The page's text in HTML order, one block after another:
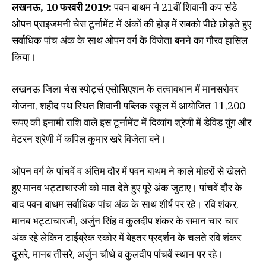
लखनऊ, 10 फरवरी 2019:पवन बाथम ने 21वीं शिवानी कप संडे
ओपन प्राइजमनी चेस टूर्नामेंट में अंकों की होड़ में सबको पीछे छोड़ते हुए
सर्वाधिक पांच अंक के साथ ओपन वर्ग के विजेता बनने का गौरव हासिल
किया।
लखनऊ जिला चेस स्पोर्ट्स एसोसिएशन के तत्वावधान में मानसरोवर
योजना, शहीद पथ स्थित शिवानी पब्लिक स्कूल में आयोजित 11,200
रूपए की इनामी राशि वाले इस टूर्नामेंट में दिव्यांग श्रेणी में डेविड युंग और
वेटरन श्रेणी में कपिल कुमार खरे विजेता बने।
ओपन वर्ग के पांचवें व अंतिम दौर में पवन बाथम ने काले मोहरों से खेलते
हुए मानव भट्टाचारजी को मात देते हुए पूरे अंक जुटाए। पांचवें दौर के
बाद पवन बाथम सर्वाधिक पांच अंक के साथ शीर्ष पर रहे। रवि शंकर,
मानब भट्टाचारजी, अर्जुन सिंह व कुलदीप शंकर के समान चार-चार
अंक रहे लेकिन टाईब्रेक स्कोर में बेहतर प्रदर्शन के चलते रवि शंकर
दूसरे, मानब तीसरे, अर्जुन चौथे व कुलदीप पांचवें स्थान पर रहे।